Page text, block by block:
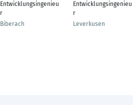
Entwicklungsingenieu
r
Biberach
Entwicklungsingenieu
r
Leverkusen